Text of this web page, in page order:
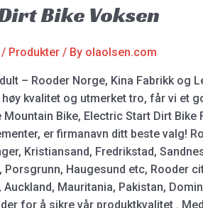
Bike Voksen
/ Produkter/ By olaolsen.com
– Rooder Norge, Kina Fabrikk og
kvalitet og utmerket tro, får vi et
Mountain Bike, Electric Start Dirt
er firmanavn ditt beste valg!
Kristiansand, Fredrikstad,
Porsgrunn, Haugesund etc, Rooder
Auckland, Mauritania, Pakistan,
for å sikre vår produktkvalitet .